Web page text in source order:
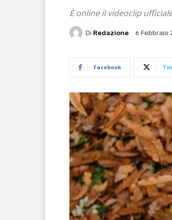
È online il videoclip
Di Redazione 6 Febbraio
Facebook